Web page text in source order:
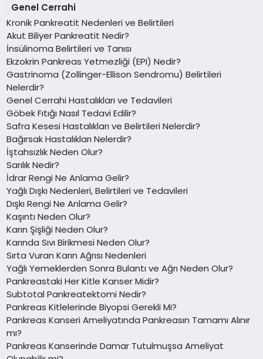
Genel Cerrahi
Kronik Pankreatit Nedenleri ve Belirtileri
Akut Biliyer Pankreatit Nedir?
İnsülinoma Belirtileri ve Tanısı
Ekzokrin Pankreas Yetmezliği (EPI) Nedir?
Gastrinoma (Zollinger-Ellison Sendromu) Belirtileri
Nelerdir?
Genel Cerrahi Hastalıkları ve Tedavileri
Göbek Fıtığı Nasıl Tedavi Edilir?
Safra Kesesi Hastalıkları ve Belirtileri Nelerdir?
Bağırsak Hastalıkları Nelerdir?
İştahsızlık Neden Olur?
Sarılık Nedir?
İdrar Rengi Ne Anlama Gelir?
Yağlı Dışkı Nedenleri, Belirtileri ve Tedavileri
Dışkı Rengi Ne Anlama Gelir?
Kaşıntı Neden Olur?
Karın Şişliği Neden Olur?
Karında Sıvı Birikmesi Neden Olur?
Sırta Vuran Karın Ağrısı Nedenleri
Yağlı Yemeklerden Sonra Bulantı ve Ağrı Neden Olur?
Pankreastaki Her Kitle Kanser Midir?
Subtotal Pankreatektomi Nedir?
Pankreas Kitlelerinde Biyopsi Gerekli Mi?
Pankreas Kanseri Ameliyatında Pankreasın Tamamı Alınır
mı?
Pankreas Kanserinde Damar Tutulmuşsa Ameliyat